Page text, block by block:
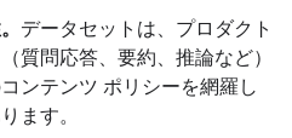
データセットは、プロダクト
質問応答、要約、推論など）
ンテンツ ポリシーを網羅し
ます。